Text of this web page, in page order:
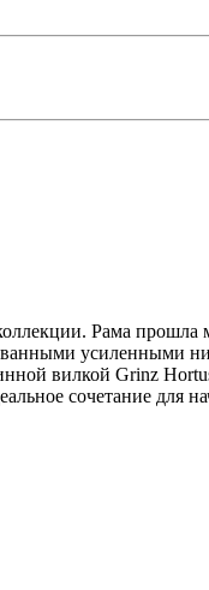
Рама
усиленными
вилкой Grinz
сочетание для